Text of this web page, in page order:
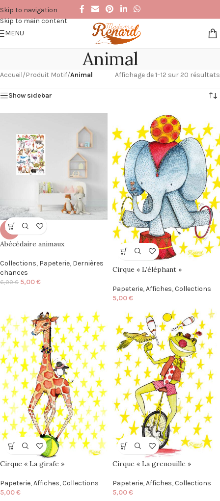
Skip to navigation
Skip to main content
MENU
Animal
Accueil/Produit Motif/Animal Affichage de 1–12 sur 20 résultats
Show sidebar
-17%
Abécédaire animaux
Collections, Papeterie, Dernières
chances
6,00€ 5,00€
Cirque « L’éléphant »
Papeterie,Affiches,Collections
5,00€
Cirque « La girafe »
Papeterie,Affiches,Collections
5,00€
Cirque « La grenouille »
Papeterie,Affiches,Collections
5,00€